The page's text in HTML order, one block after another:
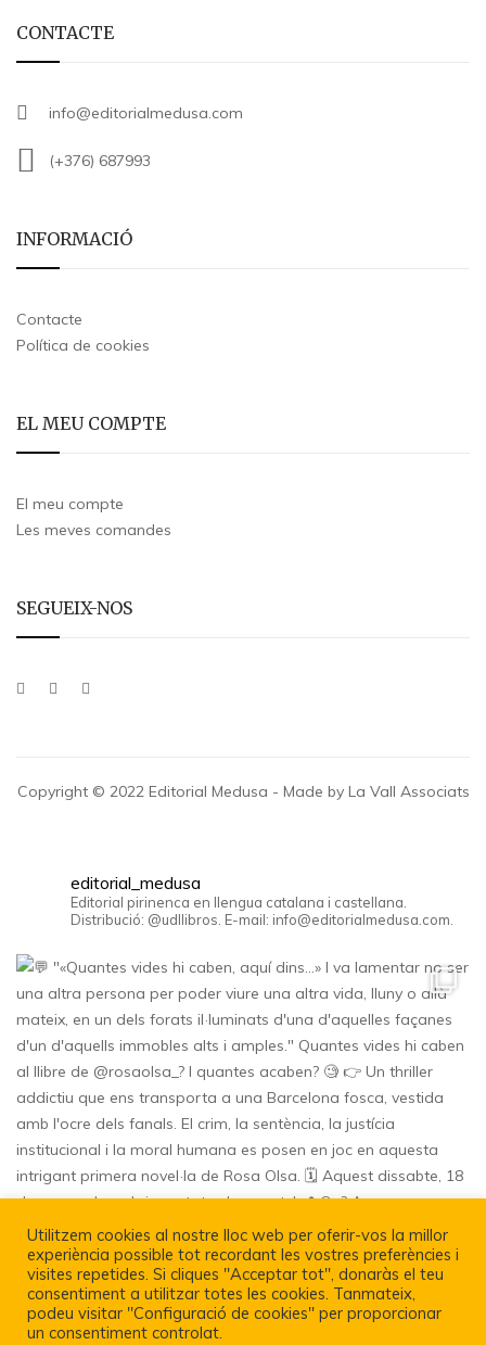
CONTACTE
info@editorialmedusa.com
(+376) 687993
INFORMACIÓ
Contacte
Política de cookies
EL MEU COMPTE
El meu compte
Les meves comandes
SEGUEIX-NOS
Copyright © 2022 Editorial Medusa - Made by La Vall Associats
editorial_medusa
Editorial pirinenca en llengua catalana i castellana.
Distribució: @udllibros. E-mail: info@editorialmedusa.com.
Utilitzem cookies al nostre lloc web per oferir-vos la millor
experiència possible tot recordant les vostres preferències i
visites repetides. Si cliques "Acceptar tot", donaràs el teu
consentiment a utilitzar totes les cookies. Tanmateix,
podeu visitar "Configuració de cookies" per proporcionar
un consentiment controlat.